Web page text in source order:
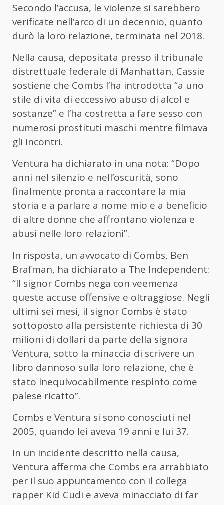
Secondo l’accusa, le violenze si sarebbero
verificate nell’arco di un decennio, quanto
durò la loro relazione, terminata nel 2018.
Nella causa, depositata presso il tribunale
distrettuale federale di Manhattan, Cassie
sostiene che Combs l’ha introdotta “a uno
stile di vita di eccessivo abuso di alcol e
sostanze” e l’ha costretta a fare sesso con
numerosi prostituti maschi mentre filmava
gli incontri.
Ventura ha dichiarato in una nota: “Dopo
anni nel silenzio e nell’oscurità, sono
finalmente pronta a raccontare la mia
storia e a parlare a nome mio e a beneficio
di altre donne che affrontano violenza e
abusi nelle loro relazioni”.
In risposta, un avvocato di Combs, Ben
Brafman, ha dichiarato a The Independent:
“Il signor Combs nega con veemenza
queste accuse offensive e oltraggiose. Negli
ultimi sei mesi, il signor Combs è stato
sottoposto alla persistente richiesta di 30
milioni di dollari da parte della signora
Ventura, sotto la minaccia di scrivere un
libro dannoso sulla loro relazione, che è
stato inequivocabilmente respinto come
palese ricatto”.
Combs e Ventura si sono conosciuti nel
2005, quando lei aveva 19 anni e lui 37.
In un incidente descritto nella causa,
Ventura afferma che Combs era arrabbiato
per il suo appuntamento con il collega
rapper Kid Cudi e aveva minacciato di far